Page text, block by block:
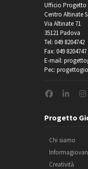
Ufficio Progetto
Centro Altinate
Via Altinate 71
35121 Padova
Tel: 049 8204742
Fax: 049 8204747
E-mail:
Pec:
Progetto
Chi siamo
Creatività